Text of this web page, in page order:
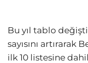
Bu yıl tablo
sayısını artırarak
ilk 10 listesine